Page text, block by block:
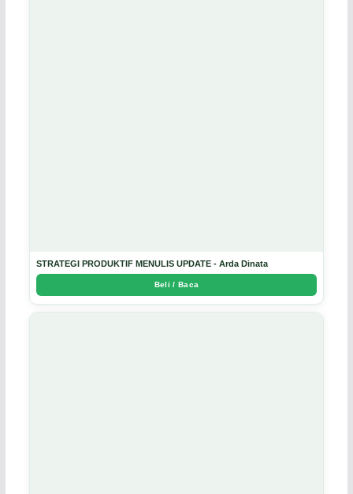
STRATEGI PRODUKTIF MENULIS UPDATE - Arda Dinata
Beli / Baca